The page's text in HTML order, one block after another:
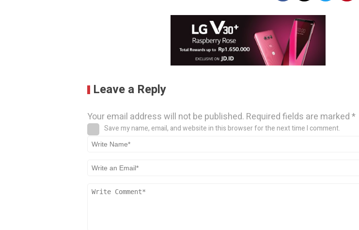
Leave a Reply
Your email address will not be published. Required fields are marked*
Save my name, email, and website in this browser for the next time I comment.